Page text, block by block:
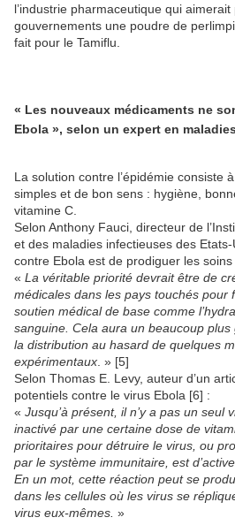
l’industrie pharmaceutique qui
gouvernements une poudre de
fait pour le Tamiflu.
« Les nouveaux médicaments ne
Ebola », selon un expert en
La solution contre l’épidémie consiste
simples et de bon sens : hygiène,
vitamine C.
Selon Anthony Fauci, directeur de
et des maladies infectieuses des
contre Ebola est de prodiguer les
« La véritable priorité devrait être de
médicales dans les pays touchés pour
soutien médical de base comme
sanguine. Cela aura un beaucoup
la distribution au hasard de quelques
expérimentaux. » [5]
Selon Thomas E. Levy, auteur d’un
potentiels contre le virus Ebola [6] :
« Jusqu’à présent, il n’y a pas un seul
inactivé par une certaine dose de
prioritaires pour détruire le virus, ou
par le système immunitaire, est
En un mot, cette réaction peut se
dans les cellules où les virus se
virus eux-mêmes. »